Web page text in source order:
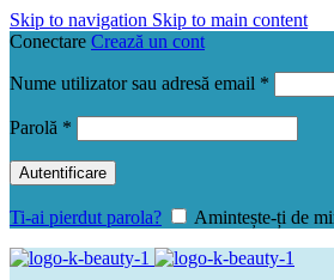
Skip to navigation Skip to main content
Conectare Crează un cont
Nume utilizator sau adresă email *
Parolă *
Autentificare
Ti-ai pierdut parola? Amintește-ți de